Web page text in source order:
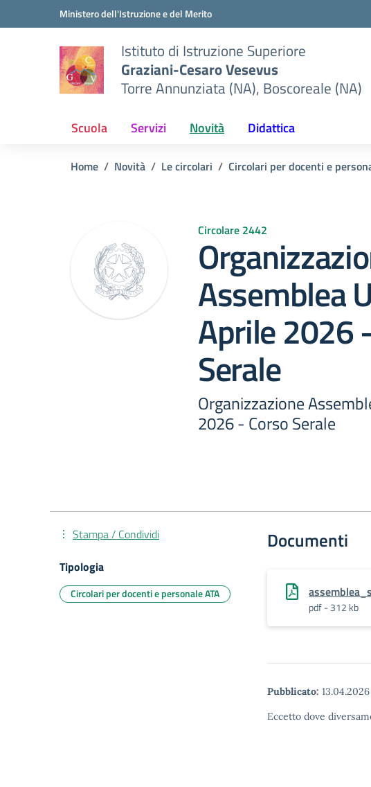
Vai ai contenuti
Vai al menu di navigazioneMinistero dell'Istruzione e del Merito
Istituto di Istruzione Superiore
Graziani-Cesaro Vesevus
Torre Annunziata (NA), Boscoreale (NA)
Scuola Servizi Novità Didattica
Home Novità Le circolari Circolari per docenti e
Circolare 2442
Assemblea
Aprile 2026
Serale
Organizzazione
2026 - Corso Serale
Documenti
pdf - 312 kb
Pubblicato: 13.04.2026
Eccetto dove
Stampa / Condividi
Tipologia
Circolari per docenti e personale ATA